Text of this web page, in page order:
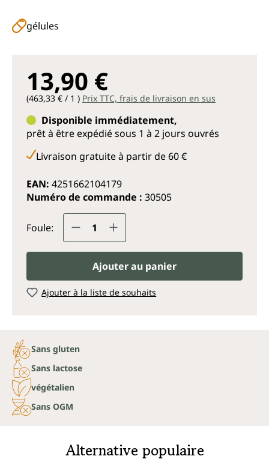
gélules
13,90 €
(463,33 € / 1 ) Prix TTC, frais de livraison en sus
Disponible immédiatement,
prêt à être expédié sous 1 à 2 jours ouvrés
Livraison gratuite à partir de 60 €
EAN: 4251662104179
Numéro de commande : 30505
Foule: Quantité de produit : Entrez la
Ajouter au panier
Ajouter à la liste de souhaits
Sans gluten
Sans lactose
végétalien
Sans OGM
Alternative populaire